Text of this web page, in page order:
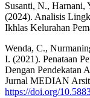
Susanti, N., Harnani,
(2024). Analisis
Ikhlas Kelurahan
Wenda, C.,
I. (2021). Penataan
Dengan Pendekatan
Jurnal MEDIAN
https://doi.org/